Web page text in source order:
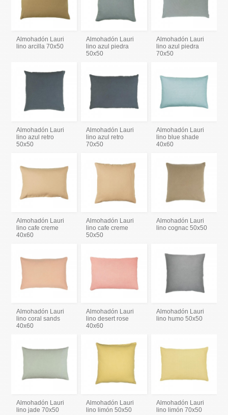
Almohadón Lauri
lino arcilla 70x50
Almohadón Lauri
lino azul piedra
50x50
Almohadón Lauri
lino azul piedra
70x50
Almohadón Lauri
lino azul retro
50x50
Almohadón Lauri
lino azul retro
70x50
Almohadón Lauri
lino blue shade
40x60
Almohadón Lauri
lino cafe creme
40x60
Almohadón Lauri
lino cafe creme
50x50
Almohadón Lauri
lino cognac 50x50
Almohadón Lauri
lino coral sands
40x60
Almohadón Lauri
lino desert rose
40x60
Almohadón Lauri
lino humo 50x50
Almohadón Lauri
lino jade 70x50
Almohadón Lauri
lino limón 50x50
Almohadón Lauri
lino limón 70x50